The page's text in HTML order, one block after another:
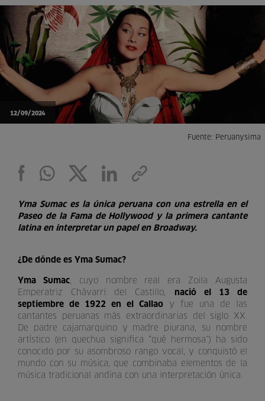
12/09/2024
Fuente: Peruanysima
Yma Sumac es la única peruana con una estrella en el
Paseo de la Fama de Hollywood y la primera cantante
latina en interpretar un papel en Broadway.
¿De dónde es Yma Sumac?
Yma Sumac, cuyo nombre real era Zoila Augusta
Emperatriz Chávarri del Castillo, nació el 13 de
septiembre de 1922 en el Callao y fue una de las
cantantes peruanas más extraordinarias del siglo XX.
De padre cajamarquino y madre piurana, su nombre
artístico (en quechua significa “qué hermosa”) ha sido
conocido por su asombroso rango vocal, y conquistó el
mundo con su música, que combinaba elementos de la
música tradicional andina con una interpretación única.